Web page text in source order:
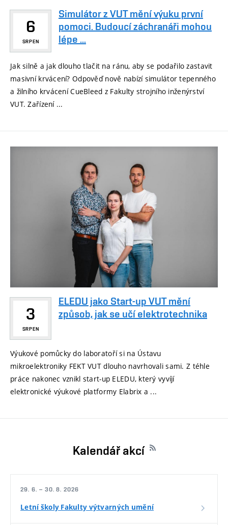
6
SRPEN
Simulátor z VUT mění výuku první
pomoci. Budoucí záchranáři mohou
lépe ...
Jak silně a jak dlouho tlačit na ránu, aby se podařilo zastavit
masivní krvácení? Odpověď nově nabízí simulátor tepenného
a žilního krvácení CueBleed z Fakulty strojního inženýrství
VUT. Zařízení ...
3
SRPEN
ELEDU jako Start-up VUT mění
způsob, jak se učí elektrotechnika
Výukové pomůcky do laboratoří si na Ústavu
mikroelektroniky FEKT VUT dlouho navrhovali sami. Z téhle
práce nakonec vznikl start-up ELEDU, který vyvíjí
elektronické výukové platformy Elabrix a ...
Kalendář akcí
29. 6. – 30. 8. 2026
Letní školy Fakulty výtvarných umění